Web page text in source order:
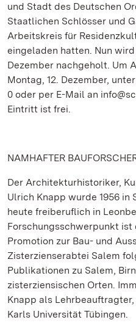
und Stadt des Deutschen
Staatlichen Schlösser und
Arbeitskreis für
eingeladen hatten. Nun
Dezember nachgeholt. Um
Montag, 12. Dezember,
0 oder per E-Mail an
Eintritt ist frei.
NAMHAFTER
Der Architekturhistoriker,
Ulrich Knapp wurde 1956
heute freiberuflich in
Forschungsschwerpunkt
Promotion zur Bau- und
Zisterzienserabtei Salem
Publikationen zu Salem,
zisterziensischen Orten.
Knapp als
Karls Universität Tübingen.